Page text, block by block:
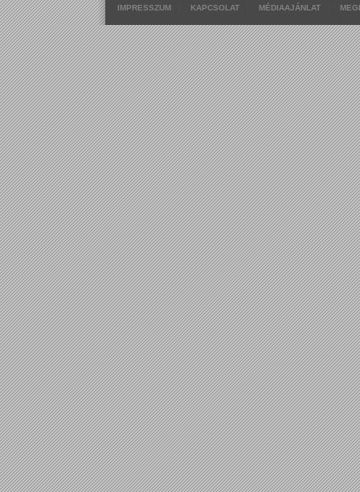
IMPRESSZUM KAPCSOLAT MÉDIAAJÁNLAT